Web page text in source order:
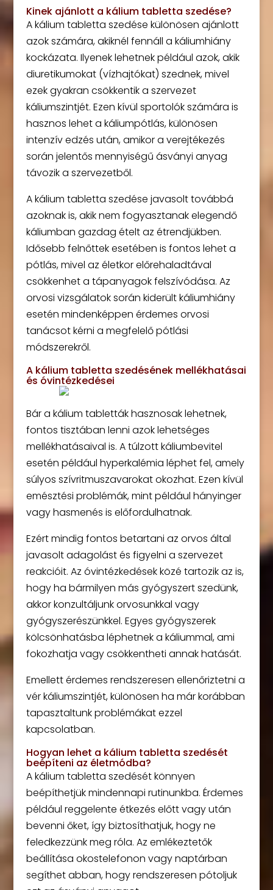
Kinek ajánlott a kálium tabletta szedése?
A kálium tabletta szedése különösen ajánlott
azok számára, akiknél fennáll a káliumhiány
kockázata. Ilyenek lehetnek például azok, akik
diuretikumokat (vízhajtókat) szednek, mivel
ezek gyakran csökkentik a szervezet
káliumszintjét. Ezen kívül sportolók számára is
hasznos lehet a káliumpótlás, különösen
intenzív edzés után, amikor a verejtékezés
során jelentős mennyiségű ásványi anyag
távozik a szervezetből.
A kálium tabletta szedése javasolt továbbá
azoknak is, akik nem fogyasztanak elegendő
káliumban gazdag ételt az étrendjükben.
Idősebb felnőttek esetében is fontos lehet a
pótlás, mivel az életkor előrehaladtával
csökkenhet a tápanyagok felszívódása. Az
orvosi vizsgálatok során kiderült káliumhiány
esetén mindenképpen érdemes orvosi
tanácsot kérni a megfelelő pótlási
módszerekről.
A kálium tabletta szedésének mellékhatásai
és óvintézkedései
Bár a kálium tabletták hasznosak lehetnek,
fontos tisztában lenni azok lehetséges
mellékhatásaival is. A túlzott káliumbevitel
esetén például hyperkalémia léphet fel, amely
súlyos szívritmuszavarokat okozhat. Ezen kívül
emésztési problémák, mint például hányinger
vagy hasmenés is előfordulhatnak.
Ezért mindig fontos betartani az orvos által
javasolt adagolást és figyelni a szervezet
reakcióit. Az óvintézkedések közé tartozik az is,
hogy ha bármilyen más gyógyszert szedünk,
akkor konzultáljunk orvosunkkal vagy
gyógyszerészünkkel. Egyes gyógyszerek
kölcsönhatásba léphetnek a káliummal, ami
fokozhatja vagy csökkentheti annak hatását.
Emellett érdemes rendszeresen ellenőriztetni a
vér káliumszintjét, különösen ha már korábban
tapasztaltunk problémákat ezzel
kapcsolatban.
Hogyan lehet a kálium tabletta szedését
beépíteni az életmódba?
A kálium tabletta szedését könnyen
beépíthetjük mindennapi rutinunkba. Érdemes
például reggelente étkezés előtt vagy után
bevenni őket, így biztosíthatjuk, hogy ne
feledkezzünk meg róla. Az emlékeztetők
beállítása okostelefonon vagy naptárban
segíthet abban, hogy rendszeresen pótoljuk